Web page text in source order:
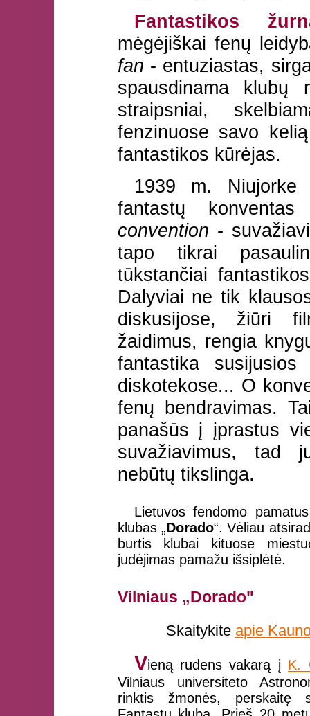
Fantastikos
mėgėjiškai fenų
fan - entuziastas,
spausdinama klubų
straipsniai,
fenzinuose savo
fantastikos kūrėjas.
1939 m. Niujorke
fantastų
convention -
tapo tikrai
tūkstančiai
Dalyviai ne tik
diskusijose, žiūri
žaidimus, rengia
fantastika
diskotekose... O
fenų bendravimas.
panašūs į įprastus
suvažiavimus, tad
nebūtų tikslinga.
Lietuvos fendomo
klubas „Dorado“. Vėliau
burtis klubai kituose
judėjimas pamažu išsiplėtė.
Vilniaus „Dorado"
Skaitykite apie
Vieną rudens vakarą į K.
Vilniaus universiteto
rinktis žmonės, perskaitę